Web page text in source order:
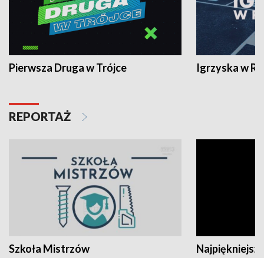
Pierwsza Druga w Trójce Igrzyska w
REPORTAŻ
Szkoła Mistrzów